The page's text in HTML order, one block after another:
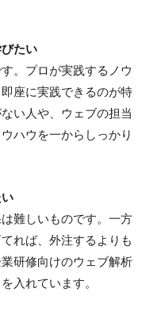
たい
。プロが実践するノウ
座に実践できるのが特
い人や、ウェブの担当
ハウを一からしっかり
難しいものです。一方
れば、外注するよりも
研修向けのウェブ解析
入れています。